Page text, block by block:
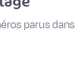
parus dans